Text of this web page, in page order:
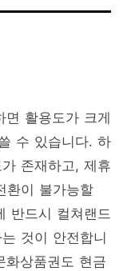
면 활용도가 크게
수 있습니다. 하
존재하고, 제휴
환이 불가능할
반드시 컬쳐랜드
것이 안전합니
화상품권도 현금